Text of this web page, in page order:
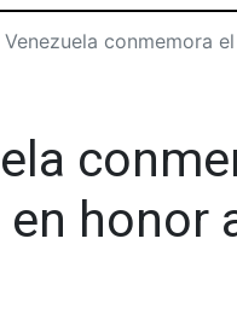
Venezuela conmemora
en honor